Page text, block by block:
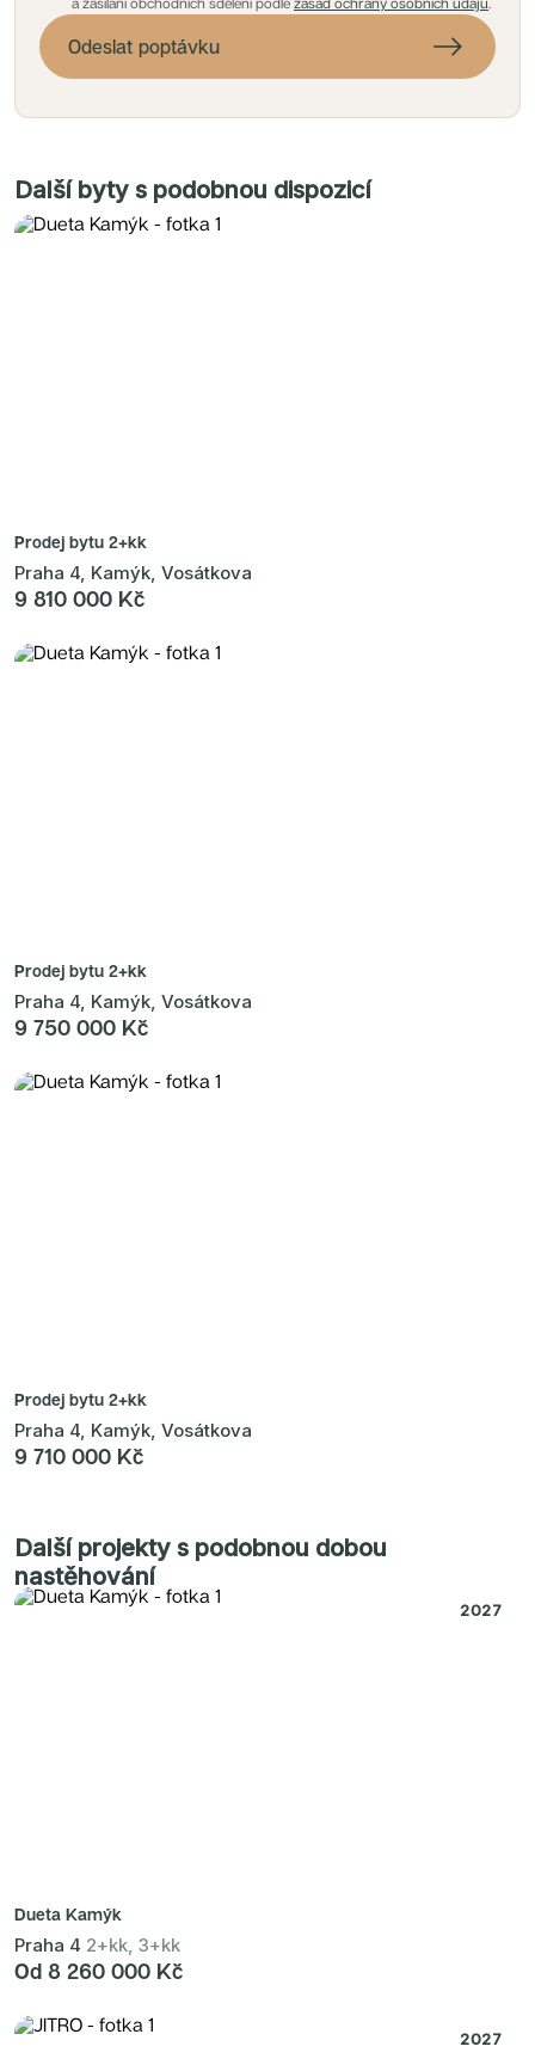
Odeslat poptávku
Další byty s podobnou dispozicí
Prodej bytu 2+kk
Praha 4, Kamýk, Vosátkova
9 810 000 Kč
Prodej bytu 2+kk
Praha 4, Kamýk, Vosátkova
9 750 000 Kč
Prodej bytu 2+kk
Praha 4, Kamýk, Vosátkova
9 710 000 Kč
Další projekty s podobnou dobou
nastěhování
2027
Dueta Kamýk
Praha 4 2+kk, 3+kk
Od 8 260 000 Kč
2027